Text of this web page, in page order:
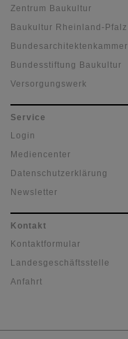
Zentrum Baukultur
Baukultur Rheinland-Pfalz
Bundesarchitektenkammer
Bundesstiftung Baukultur
Versorgungswerk
Service
Login
Mediencenter
Datenschutzerklärung
Newsletter
Kontakt
Kontaktformular
Landesgeschäftsstelle
Anfahrt